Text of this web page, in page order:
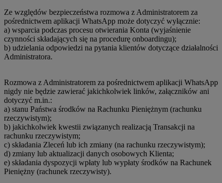
Ze względów bezpieczeństwa rozmowa z Administratorem za
pośrednictwem aplikacji WhatsApp może dotyczyć wyłącznie:
a) wsparcia podczas procesu otwierania Konta (wyjaśnienie
czynności składających się na procedurę onboardingu);
b) udzielania odpowiedzi na pytania klientów dotyczące działalności
Administratora.
Rozmowa z Administratorem za pośrednictwem aplikacji WhatsApp
nigdy nie będzie zawierać jakichkolwiek linków, załączników ani
dotyczyć m.in.:
a) stanu Państwa środków na Rachunku Pieniężnym (rachunku
rzeczywistym);
b) jakichkolwiek kwestii związanych realizacją Transakcji na
rachunku rzeczywistym;
c) składania Zleceń lub ich zmiany (na rachunku rzeczywistym);
d) zmiany lub aktualizacji danych osobowych Klienta;
e) składania dyspozycji wpłaty lub wypłaty środków na Rachunek
Pieniężny (rachunek rzeczywisty).